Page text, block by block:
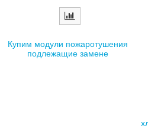
Купим модули пожаротушения
подлежащие замене